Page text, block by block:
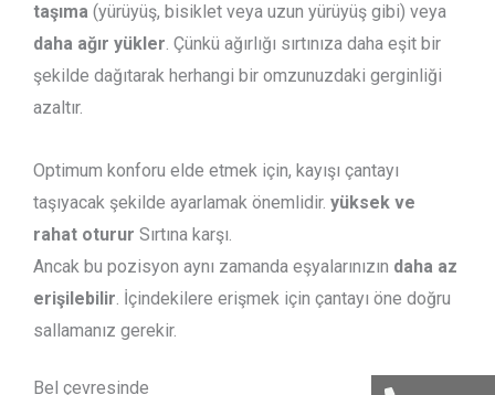
taşıma (yürüyüş, bisiklet veya uzun yürüyüş gibi) veya
daha ağır yükler. Çünkü ağırlığı sırtınıza daha eşit bir
şekilde dağıtarak herhangi bir omzunuzdaki gerginliği
azaltır.
Optimum konforu elde etmek için, kayışı çantayı
taşıyacak şekilde ayarlamak önemlidir. yüksek ve
rahat oturur Sırtına karşı.
Ancak bu pozisyon aynı zamanda eşyalarınızın daha az
erişilebilir. İçindekilere erişmek için çantayı öne doğru
sallamanız gerekir.
Bel çevresinde